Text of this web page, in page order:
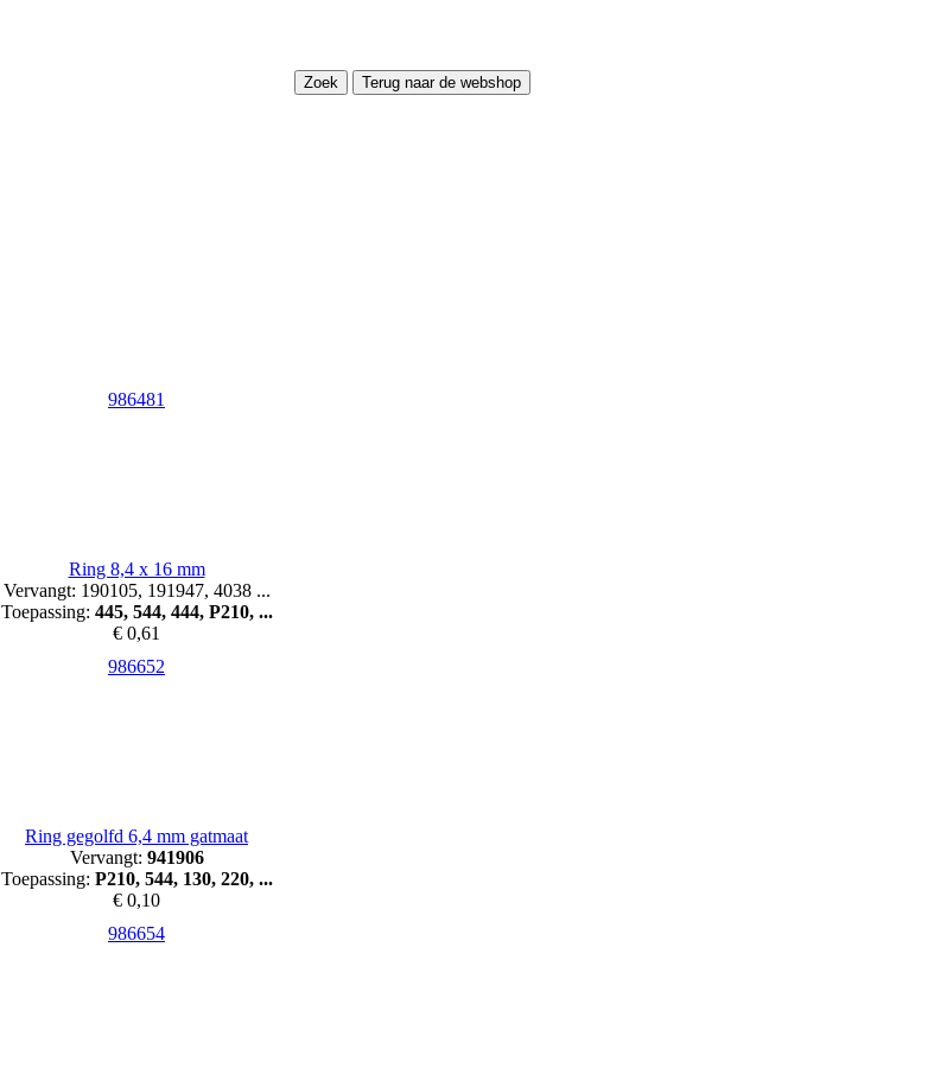
Terug naar de webshop
986481
Ring 8,4 x 16 mm
Vervangt: 190105, 191947, 4038 ...
Toepassing: 445, 544, 444, P210, ...
€ 0,61
986652
Ring gegolfd 6,4 mm gatmaat
Vervangt: 941906
Toepassing: P210, 544, 130, 220, ...
€ 0,10
986654